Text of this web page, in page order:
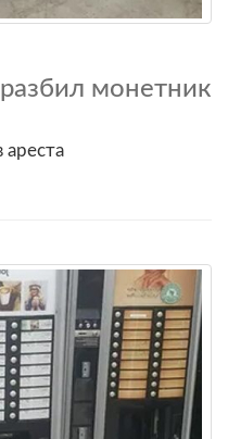
монетник